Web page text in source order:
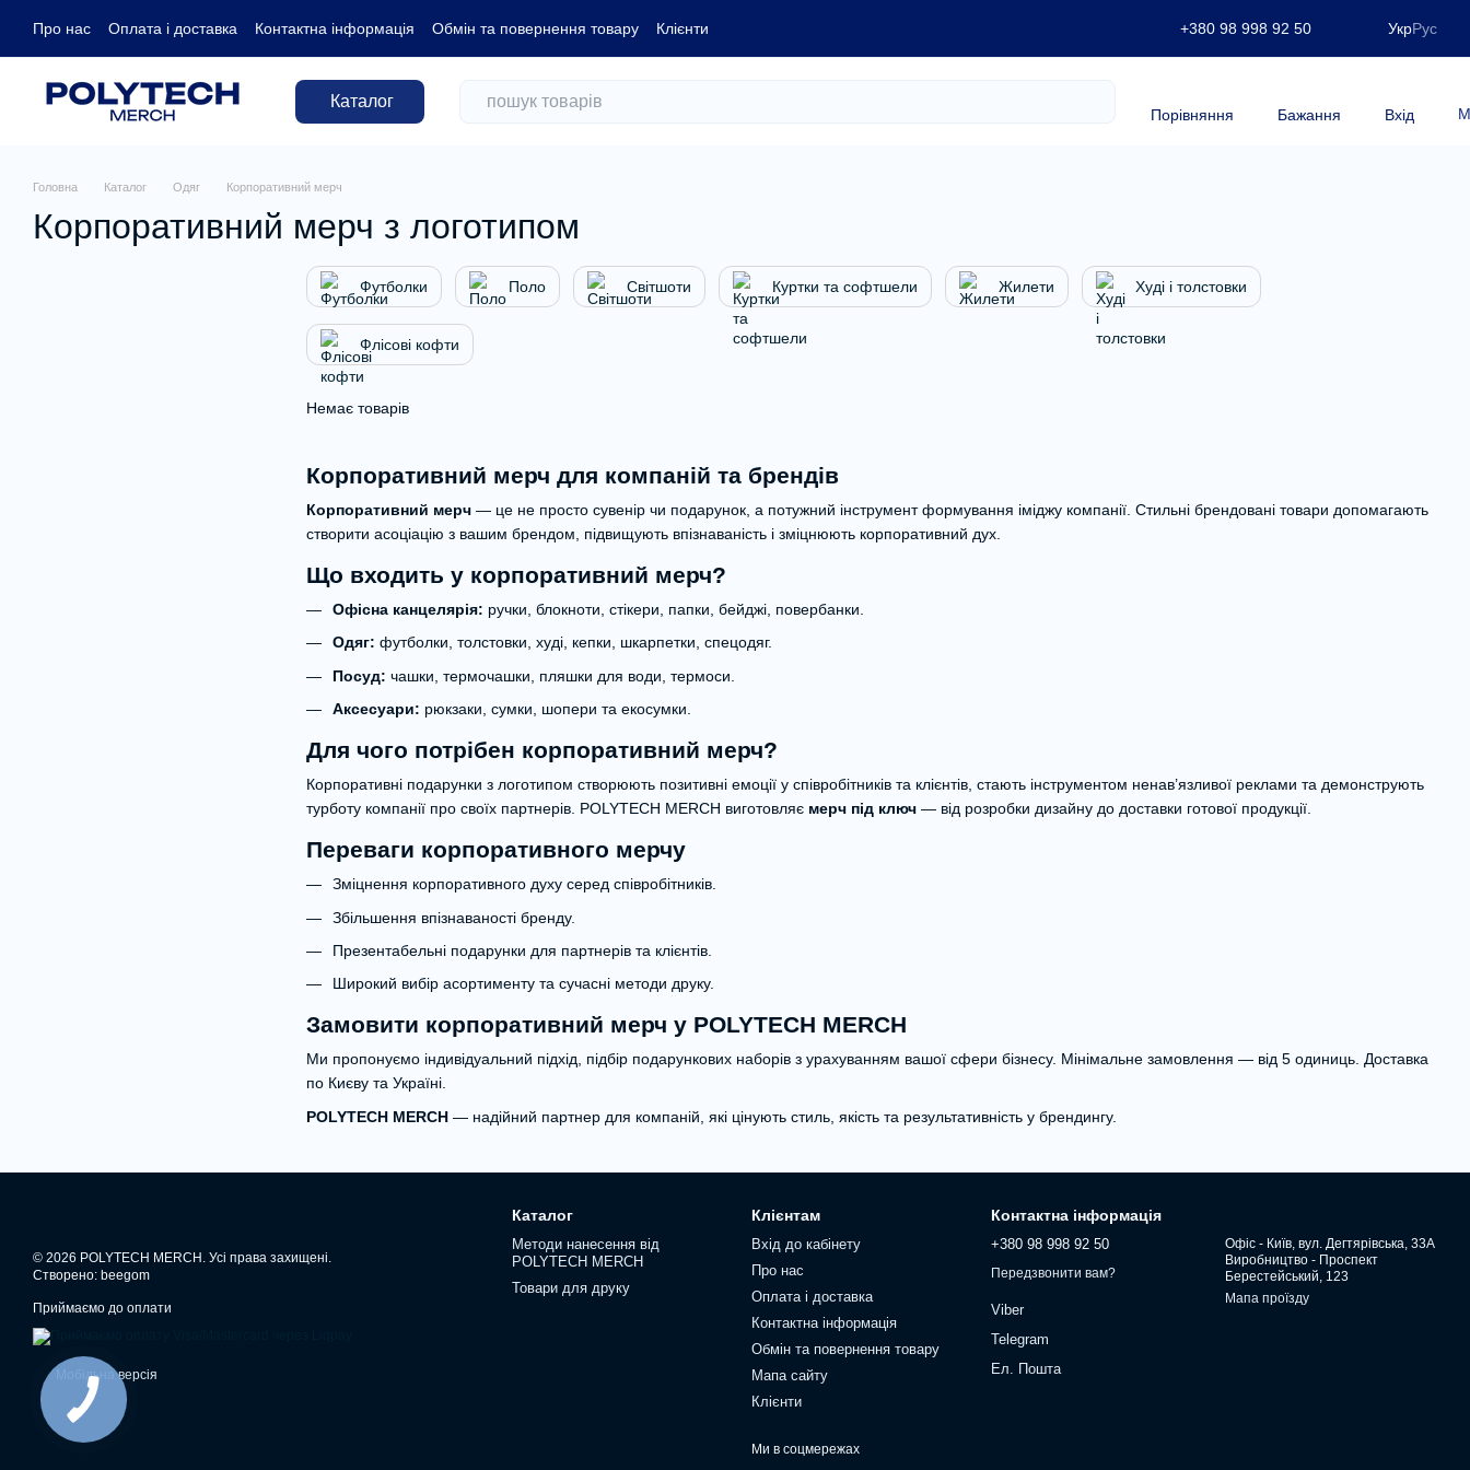
Про нас Оплата і доставка Контактна інформація Обмін та повернення товару Клієнти +380 98 998 92 50 УкрРус
Каталог
Порівняння Бажання Вхід
Головна Каталог Одяг Корпоративний мерч
Корпоративний мерч з логотипом
Футболки Поло Світшоти Куртки та софтшели Жилети Худі і толстовки
Флісові кофти
Корпоративний мерч для компаній та брендів
Корпоративний мерч — це не просто сувенір чи подарунок, а потужний інструмент формування іміджу компанії. Стильні брендовані товари допомагають
створити асоціацію з вашим брендом, підвищують впізнаваність і зміцнюють корпоративний дух.
Що входить у корпоративний мерч?
Офісна канцелярія: ручки, блокноти, стікери, папки, бейджі, повербанки.
Одяг: футболки, толстовки, худі, кепки, шкарпетки, спецодяг.
Посуд: чашки, термочашки, пляшки для води, термоси.
Аксесуари: рюкзаки, сумки, шопери та екосумки.
Для чого потрібен корпоративний мерч?
Корпоративні подарунки з логотипом створюють позитивні емоції у співробітників та клієнтів, стають інструментом ненав’язливої реклами та демонструють
турботу компанії про своїх партнерів. POLYTECH MERCH виготовляє мерч під ключ — від розробки дизайну до доставки готової продукції.
Переваги корпоративного мерчу
Зміцнення корпоративного духу серед співробітників.
Збільшення впізнаваності бренду.
Презентабельні подарунки для партнерів та клієнтів.
Широкий вибір асортименту та сучасні методи друку.
Замовити корпоративний мерч у POLYTECH MERCH
Ми пропонуємо індивідуальний підхід, підбір подарункових наборів з урахуванням вашої сфери бізнесу. Мінімальне замовлення — від 5 одиниць. Доставка
по Києву та Україні.
POLYTECH MERCH — надійний партнер для компаній, які цінують стиль, якість та результативність у брендингу.
Немає товарів
© 2026 POLYTECH MERCH. Усі права захищені.
Створено: beegom
Приймаємо до оплати
Мобільна версія
Каталог
Методи нанесення від
POLYTECH MERCH
Товари для друку
Клієнтам
Вхід до кабінету
Про нас
Оплата і доставка
Контактна інформація
Обмін та повернення товару
Мапа сайту
Клієнти
Ми в соцмережах
Контактна інформація
+380 98 998 92 50
Передзвонити вам?
Viber
Telegram
Ел. Пошта
Офіс - Київ, вул. Дегтярівська, 33А
Виробництво - Проспект
Берестейський, 123
Мапа проїзду